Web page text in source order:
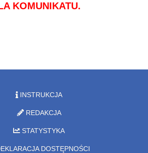
KOMUNIKATU.
INSTRUKCJA
REDAKCJA
STATYSTYKA
DOSTĘPNOŚCI